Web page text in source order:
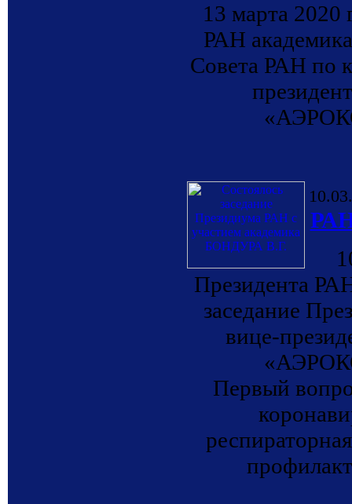
13 марта 2020
РАН
Совета РАН по
Президента
заседание
вице-
Первый